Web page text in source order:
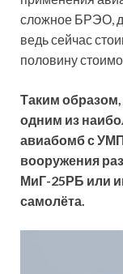
сложное БРЭО,
ведь сейчас
половину
Таким образом,
одним из
авиабомб с
вооружения
МиГ-25РБ или
самолёта.